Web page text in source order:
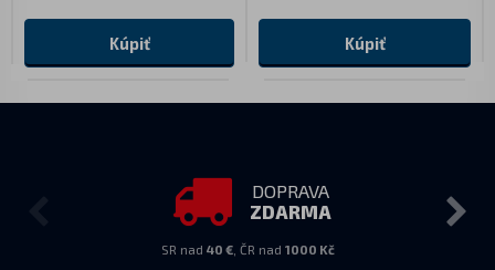
Kúpiť Kúpiť
DOPRAVA
ZDARMA
SR nad 40 €, ČR nad 1000 Kč